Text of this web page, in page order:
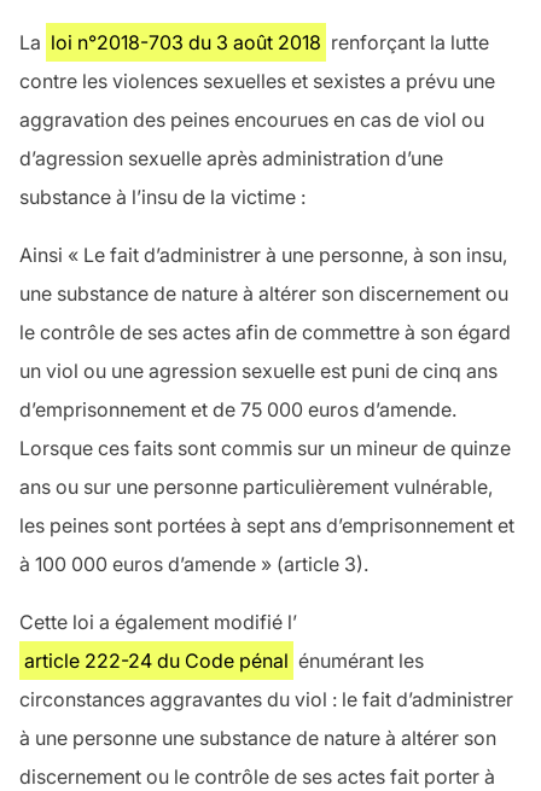
La loi n°2018-703 du 3 août 2018 renforçant la lutte
contre les violences sexuelles et sexistes a prévu une
aggravation des peines encourues en cas de viol ou
d’agression sexuelle après administration d’une
substance à l’insu de la victime :
Ainsi « Le fait d’administrer à une personne, à son insu,
une substance de nature à altérer son discernement ou
le contrôle de ses actes afin de commettre à son égard
un viol ou une agression sexuelle est puni de cinq ans
d’emprisonnement et de 75 000 euros d’amende.
Lorsque ces faits sont commis sur un mineur de quinze
ans ou sur une personne particulièrement vulnérable,
les peines sont portées à sept ans d’emprisonnement et
à 100 000 euros d’amende » (article 3).
Cette loi a également modifié l’
article 222-24 du Code pénal énumérant les
circonstances aggravantes du viol : le fait d’administrer
à une personne une substance de nature à altérer son
discernement ou le contrôle de ses actes fait porter à